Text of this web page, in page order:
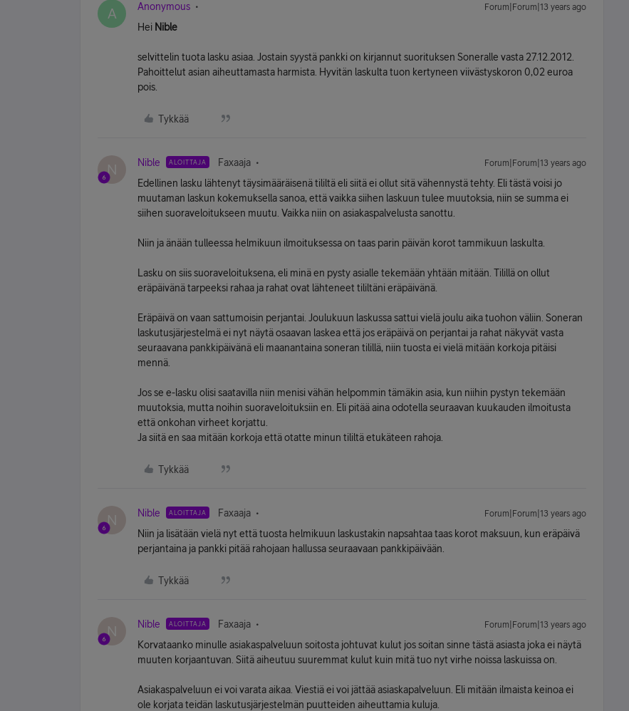
A Anonymous Forum|Forum|13 years ago
Hei Nible
selvittelin tuota lasku asiaa. Jostain syystä pankki on kirjannut suorituksen Soneralle vasta 27.12.2012.
Pahoittelut asian aiheuttamasta harmista. Hyvitän laskulta tuon kertyneen viivästyskoron 0,02 euroa
pois.
Tykkää
N Nible ALOITTAJA Faxaaja Forum|Forum|13 years ago
Edellinen lasku lähtenyt täysimääräisenä tililtä eli siitä ei ollut sitä vähennystä tehty. Eli tästä voisi jo
muutaman laskun kokemuksella sanoa, että vaikka siihen laskuun tulee muutoksia, niin se summa ei
siihen suoraveloitukseen muutu. Vaikka niin on asiakaspalvelusta sanottu.
Niin ja änään tulleessa helmikuun ilmoituksessa on taas parin päivän korot tammikuun laskulta.
Lasku on siis suoraveloituksena, eli minä en pysty asialle tekemään yhtään mitään. Tilillä on ollut
eräpäivänä tarpeeksi rahaa ja rahat ovat lähteneet tililtäni eräpäivänä.
Eräpäivä on vaan sattumoisin perjantai. Joulukuun laskussa sattui vielä joulu aika tuohon väliin. Soneran
laskutusjärjestelmä ei nyt näytä osaavan laskea että jos eräpäivä on perjantai ja rahat näkyvät vasta
seuraavana pankkipäivänä eli maanantaina soneran tilillä, niin tuosta ei vielä mitään korkoja pitäisi
mennä.
Jos se e-lasku olisi saatavilla niin menisi vähän helpommin tämäkin asia, kun niihin pystyn tekemään
muutoksia, mutta noihin suoraveloituksiin en. Eli pitää aina odotella seuraavan kuukauden ilmoitusta
että onkohan virheet korjattu.
Ja siitä en saa mitään korkoja että otatte minun tililtä etukäteen rahoja.
Tykkää
N Nible ALOITTAJA Faxaaja Forum|Forum|13 years ago
Niin ja lisätään vielä nyt että tuosta helmikuun laskustakin napsahtaa taas korot maksuun, kun eräpäivä
perjantaina ja pankki pitää rahojaan hallussa seuraavaan pankkipäivään.
Tykkää
N Nible ALOITTAJA Faxaaja Forum|Forum|13 years ago
Korvataanko minulle asiakaspalveluun soitosta johtuvat kulut jos soitan sinne tästä asiasta joka ei näytä
muuten korjaantuvan. Siitä aiheutuu suuremmat kulut kuin mitä tuo nyt virhe noissa laskuissa on.
Asiakaspalveluun ei voi varata aikaa. Viestiä ei voi jättää asiaskapalveluun. Eli mitään ilmaista keinoa ei
ole korjata teidän laskutusjärjestelmän puutteiden aiheuttamia kuluja.